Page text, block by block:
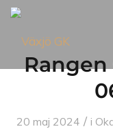
Rangen
20 maj 2024 / i